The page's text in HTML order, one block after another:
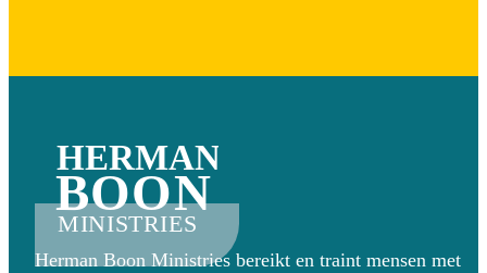
MINISTRIES
BOON
HERMAN
Herman Boon Ministries bereikt en traint mensen met